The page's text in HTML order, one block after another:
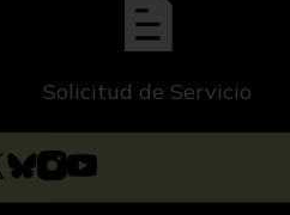
Solicitud de Servicio